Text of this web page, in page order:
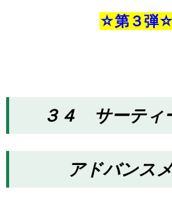
☆第３弾☆
３４ サーティ
アドバンス